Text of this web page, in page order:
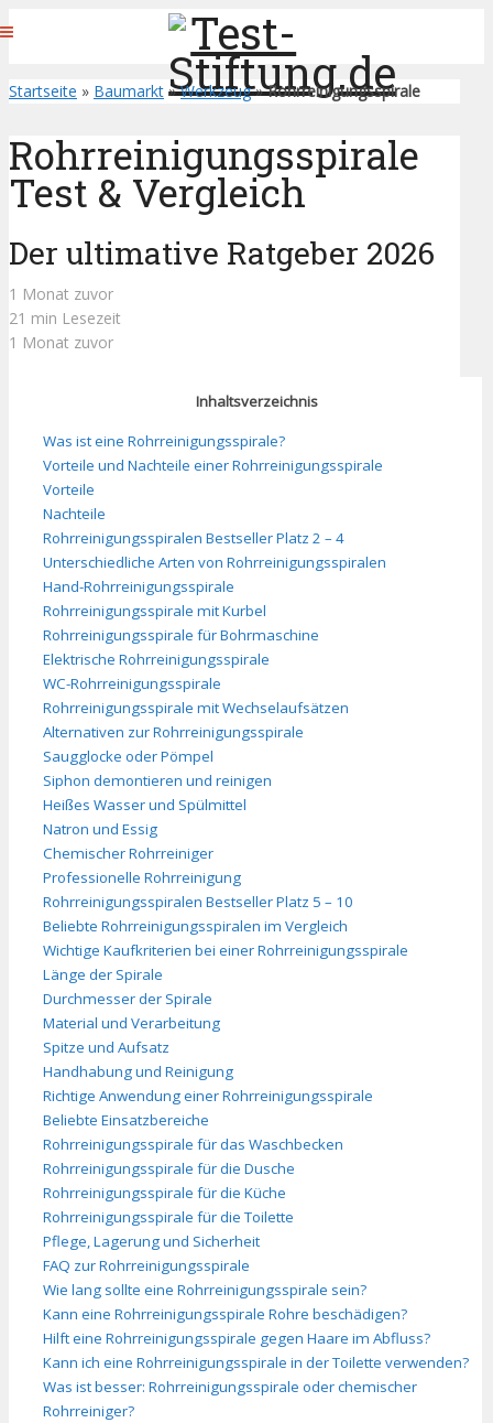
Startseite » Baumarkt »Werkzeug»Rohrreinigungsspirale
Rohrreinigungsspirale
Test & Vergleich
Der ultimative Ratgeber 2026
1 Monat zuvor
21 min Lesezeit
1 Monat zuvor
Inhaltsverzeichnis
Was ist eine Rohrreinigungsspirale?
Vorteile und Nachteile einer Rohrreinigungsspirale
Vorteile
Nachteile
Rohrreinigungsspiralen Bestseller Platz 2 – 4
Unterschiedliche Arten von Rohrreinigungsspiralen
Hand-Rohrreinigungsspirale
Rohrreinigungsspirale mit Kurbel
Rohrreinigungsspirale für Bohrmaschine
Elektrische Rohrreinigungsspirale
WC-Rohrreinigungsspirale
Rohrreinigungsspirale mit Wechselaufsätzen
Alternativen zur Rohrreinigungsspirale
Saugglocke oder Pömpel
Siphon demontieren und reinigen
Heißes Wasser und Spülmittel
Natron und Essig
Chemischer Rohrreiniger
Professionelle Rohrreinigung
Rohrreinigungsspiralen Bestseller Platz 5 – 10
Beliebte Rohrreinigungsspiralen im Vergleich
Wichtige Kaufkriterien bei einer Rohrreinigungsspirale
Länge der Spirale
Durchmesser der Spirale
Material und Verarbeitung
Spitze und Aufsatz
Handhabung und Reinigung
Richtige Anwendung einer Rohrreinigungsspirale
Beliebte Einsatzbereiche
Rohrreinigungsspirale für das Waschbecken
Rohrreinigungsspirale für die Dusche
Rohrreinigungsspirale für die Küche
Rohrreinigungsspirale für die Toilette
Pflege, Lagerung und Sicherheit
FAQ zur Rohrreinigungsspirale
Wie lang sollte eine Rohrreinigungsspirale sein?
Kann eine Rohrreinigungsspirale Rohre beschädigen?
Hilft eine Rohrreinigungsspirale gegen Haare im Abfluss?
Kann ich eine Rohrreinigungsspirale in der Toilette verwenden?
Was ist besser: Rohrreinigungsspirale oder chemischer
Rohrreiniger?